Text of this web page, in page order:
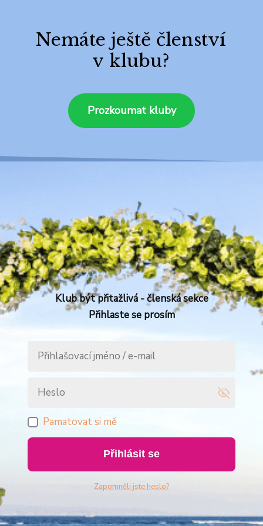
Nemáte ještě členství
v klubu?
Prozkoumat kluby
Klub být přitažlivá - členská sekce
Přihlaste se prosím
Pamatovat si mě
Přihlásit se
Zapomněli jste heslo?